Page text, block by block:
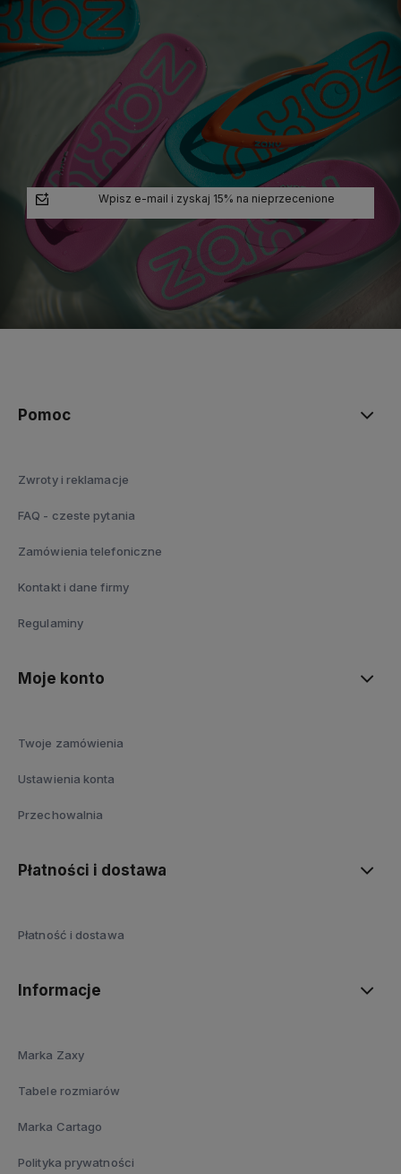
Wpisz e-mail i zyskaj 15% na nieprzecenione
Pomoc
Zwroty i reklamacje
FAQ - czeste pytania
Zamówienia telefoniczne
Kontakt i dane firmy
Regulaminy
Moje konto
Twoje zamówienia
Ustawienia konta
Przechowalnia
Płatności i dostawa
Płatność i dostawa
Informacje
Marka Zaxy
Tabele rozmiarów
Marka Cartago
Polityka prywatności